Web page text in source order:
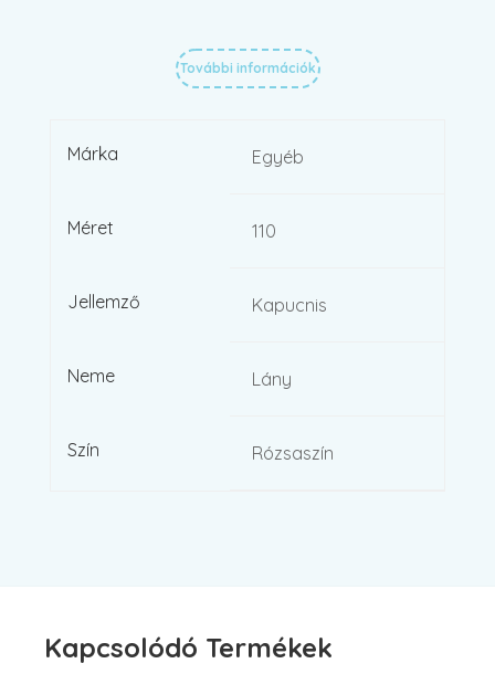
További információk
Márka Egyéb
Méret 110
Jellemző Kapucnis
Neme Lány
Szín Rózsaszín
Kapcsolódó Termékek